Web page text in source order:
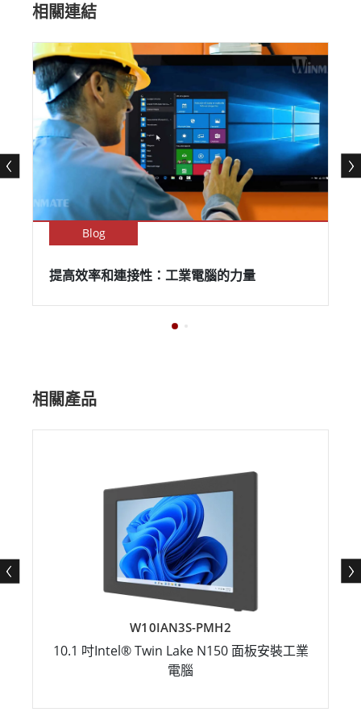
相關連結
Blog
提高效率和連接性：工業電腦的力量
相關產品
W10IAN3S-PMH2
10.1 吋Intel® Twin Lake N150 面板安裝工業
電腦